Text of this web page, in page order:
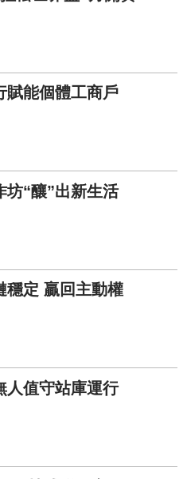
賦能個體工商戶
坊“釀”出新生活
穩定 贏回主動權
人值守站庫運行